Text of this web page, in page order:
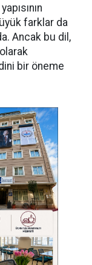
farklar da
Ancak bu dil,
bir öneme